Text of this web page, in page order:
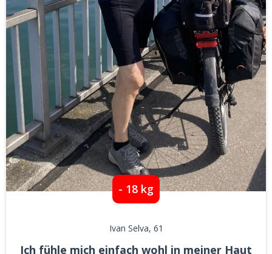
- 18 kg
Ivan Selva, 61
Ich fühle mich einfach wohl in meiner Haut